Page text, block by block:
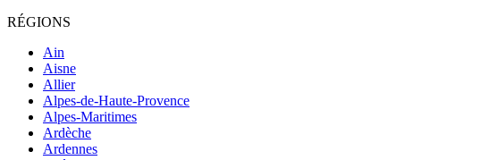
RÉGIONS
Ain
Aisne
Allier
Alpes-de-Haute-Provence
Alpes-Maritimes
Ardèche
Ardennes